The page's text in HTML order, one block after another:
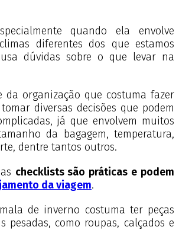
quando ela envolve
diferentes dos que estamos
dúvidas sobre o que levar na
da organização que costuma fazer
diversas decisões que podem
já que envolvem muitos
da bagagem, temperatura,
dentre tantos outros.
checklists são práticas e podem
da viagem.
de inverno costuma ter peças
pesadas, como roupas, calçados e